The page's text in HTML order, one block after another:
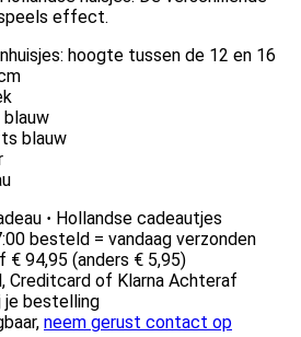
effect.
hoogte tussen de 12 en 16
blauw
· Hollandse cadeautjes
besteld = vandaag verzonden
€ 94,95 (anders € 5,95)
Creditcard of Klarna Achteraf
je bestelling
neem gerust contact op